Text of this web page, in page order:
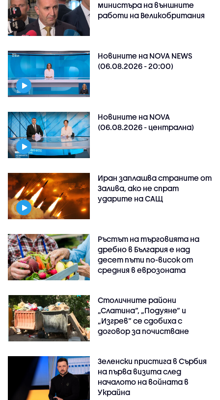
министъра на външните
работи на Великобритания
Новините на NOVA NEWS
(06.08.2026 - 20:00)
Новините на NOVA
(06.08.2026 - централна)
Иран заплашва страните от
Залива, ако не спрат
ударите на САЩ
Ръстът на търговията на
дребно в България е над
десет пъти по-висок от
средния в еврозоната
Столичните райони
„Слатина“, „Подуяне“ и
„Изгрев“ се сдобиха с
договор за почистване
Зеленски пристига в Сърбия
на първа визита след
началото на войната в
Украйна